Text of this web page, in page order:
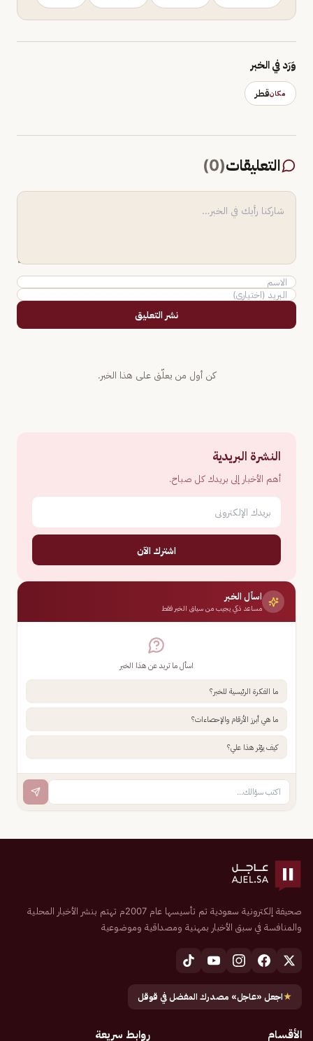
وَرَد في الخبر
مكانقطر
التعليقات(
0
)
نشر التعليق
كن أول من يعلّق على هذا الخبر.
النشرة البريدية
أهم الأخبار إلى بريدك كل صباح.
اشترك الآن
اسأل الخبر
مساعد ذكي يجيب من سياق الخبر فقط
اسأل ما تريد عن هذا الخبر
ما الفكرة الرئيسية للخبر؟
ما هي أبرز الأرقام والإحصاءات؟
كيف يؤثر هذا علي؟
صحيفة إلكترونية سعودية تم تأسيسها عام 2007م تهتم بنشر الأخبار المحلية
والمنافسة في سبق الأخبار بمهنية ومصداقية وموضوعية
★اجعل «عاجل» مصدرك المفضل في قوقل
الأقسام روابط سريعة